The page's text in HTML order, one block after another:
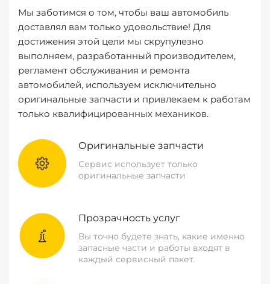
Мы заботимся о том, чтобы ваш автомобиль
доставлял вам только удовольствие! Для
достижения этой цели мы скрупулезно
выполняем, разработанный производителем,
регламент обслуживания и ремонта
автомобилей, используем исключительно
оригинальные запчасти и привлекаем к работам
только квалифицированных механиков.
Оригинальные запчасти
Сервис использует только
оригинальные запчасти
Прозрачность услуг
Вы точно будете знать, какие именно
запасные части и работы входят в
каждый сервисный пакет.